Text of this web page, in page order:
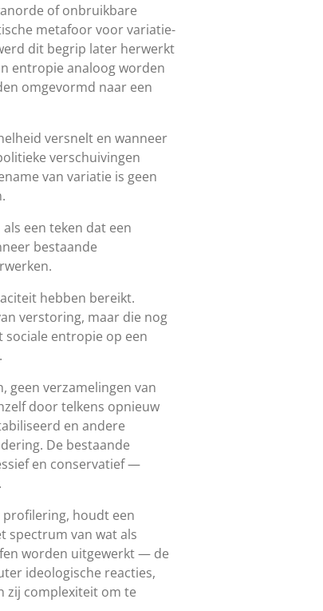
of onbruikbare
metafoor voor variatie-
dit begrip later herwerkt
entropie analoog worden
omgevormd naar een
versnelt en wanneer
verschuivingen
van variatie is geen
een teken dat een
bestaande
hebben bereikt.
verstoring, maar die nog
entropie op een
geen verzamelingen van
door telkens opnieuw
en andere
De bestaande
en conservatief —
houdt een
spectrum van wat als
worden uitgewerkt — de
ideologische reacties,
zij complexiteit om te